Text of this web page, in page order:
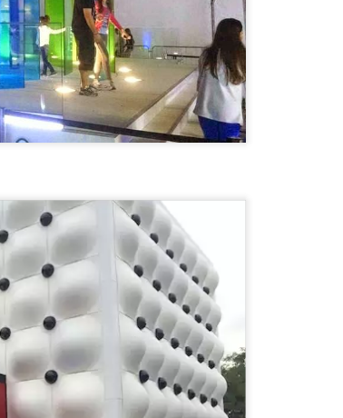
cruz
apenas 2 cores para umavídeo aula
fácil de bordar, e vai ficar lindo em